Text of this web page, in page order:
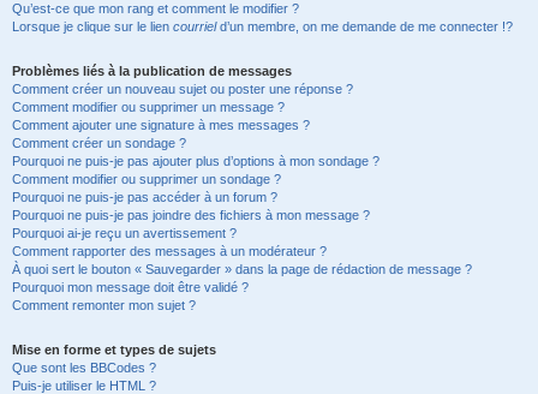
Qu’est-ce que mon rang et comment le modifier ?
Lorsque je clique sur le lien courrield’un membre, on me demande de me connecter !?
Problèmes liés à la publication de messages
Comment créer un nouveau sujet ou poster une réponse ?
Comment modifier ou supprimer un message ?
Comment ajouter une signature à mes messages ?
Comment créer un sondage ?
Pourquoi ne puis-je pas ajouter plus d’options à mon sondage ?
Comment modifier ou supprimer un sondage ?
Pourquoi ne puis-je pas accéder à un forum ?
Pourquoi ne puis-je pas joindre des fichiers à mon message ?
Pourquoi ai-je reçu un avertissement ?
Comment rapporter des messages à un modérateur ?
À quoi sert le bouton « Sauvegarder » dans la page de rédaction de message ?
Pourquoi mon message doit être validé ?
Comment remonter mon sujet ?
Mise en forme et types de sujets
Que sont les BBCodes ?
Puis-je utiliser le HTML ?